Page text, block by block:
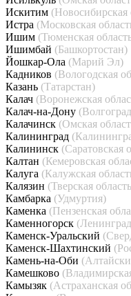
Искитим (Новосибирская
Истра (Московская
Ишим (Тюменская
Ишимбай (Башкортостан)
Йошкар-Ола (Марий Эл)
Кадников (Вологодская
Казань (Татарстан)
Калач (Воронежская
Калач-на-Дону
Калачинск (Омская
Калининград
Калининск (Саратовская
Калтан (Кемеровская
Калуга (Калужская
Калязин (Тверская
Камбарка (Удмуртия)
Каменка (Пензенская
Каменногорск
Каменск-Уральский
Каменск-Шахтинский
Камень-на-Оби
Камешково
Камызяк (Астраханская